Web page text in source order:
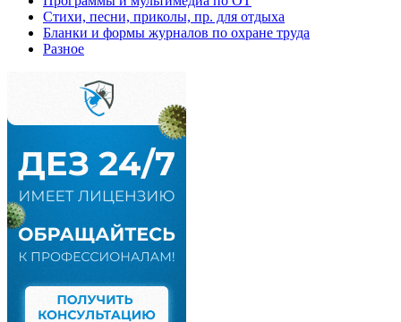
Стихи, песни, приколы, пр. для отдыха
Бланки и формы журналов по охране труда
Разное